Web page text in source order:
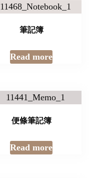
筆記簿
Read more
便條筆記簿
Read more